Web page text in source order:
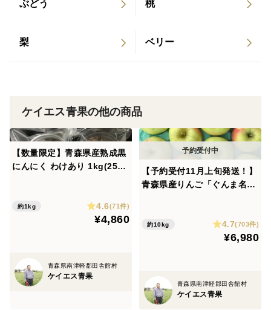
ぶどう 桃
梨 ベリー
ケイエス青果の他の商品
【数量限定】青森県産熟成黒
にんにく わけあり 1kg(250g
50度以上
約1kg 4.6(71件)
¥4,860
青森県南津軽郡田舎館村
ケイエス青果
【予約受付11月上旬発送！】
青森県産りんご「ぐんま名
高リピート率】
約10kg 4.7(703件)
¥6,980
青森県南津軽郡田舎館村
ケイエス青果